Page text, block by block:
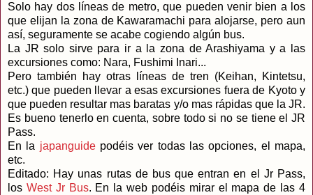
Solo hay dos líneas de metro, que pueden venir bien a los
que elijan la zona de Kawaramachi para alojarse, pero aun
así, seguramente se acabe cogiendo algún bus.
La JR solo sirve para ir a la zona de Arashiyama y a las
excursiones como: Nara, Fushimi Inari...
Pero también hay otras líneas de tren (Keihan, Kintetsu,
etc.) que pueden llevar a esas excursiones fuera de Kyoto y
que pueden resultar mas baratas y/o mas rápidas que la JR.
Es bueno tenerlo en cuenta, sobre todo si no se tiene el JR
Pass.
En la japanguidepodéis ver todas las opciones, el mapa,
etc.
Editado: Hay unas rutas de bus que entran en el Jr Pass,
los West Jr Bus. En la web podéis mirar el mapa de las 4